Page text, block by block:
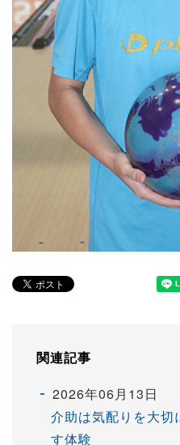
関連記事
2026年06月13日
介助は気配りを大
す体験